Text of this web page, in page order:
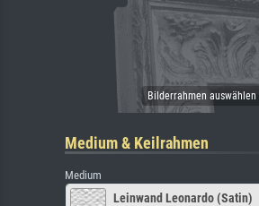
Medium & Keilrahmen
Medium
Leinwand Leonardo (Satin)